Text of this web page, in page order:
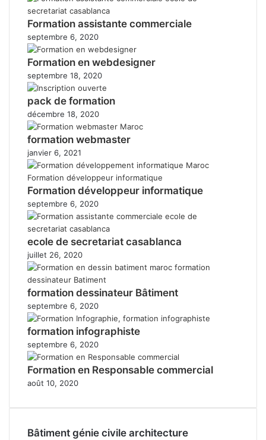
Formation assistante commerciale
septembre 6, 2020
Formation en webdesigner
septembre 18, 2020
pack de formation
décembre 18, 2020
formation webmaster
janvier 6, 2021
Formation développeur informatique
septembre 6, 2020
ecole de secretariat casablanca
juillet 26, 2020
formation dessinateur Bâtiment
septembre 6, 2020
formation infographiste
septembre 6, 2020
Formation en Responsable commercial
août 10, 2020
Bâtiment génie civile architecture